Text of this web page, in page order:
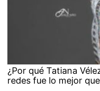
¿Por qué Tatiana
redes fue lo mejor